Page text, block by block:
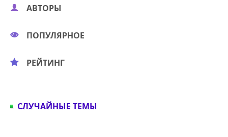
АВТОРЫ
ПОПУЛЯРНОЕ
РЕЙТИНГ
СЛУЧАЙНЫЕ ТЕМЫ